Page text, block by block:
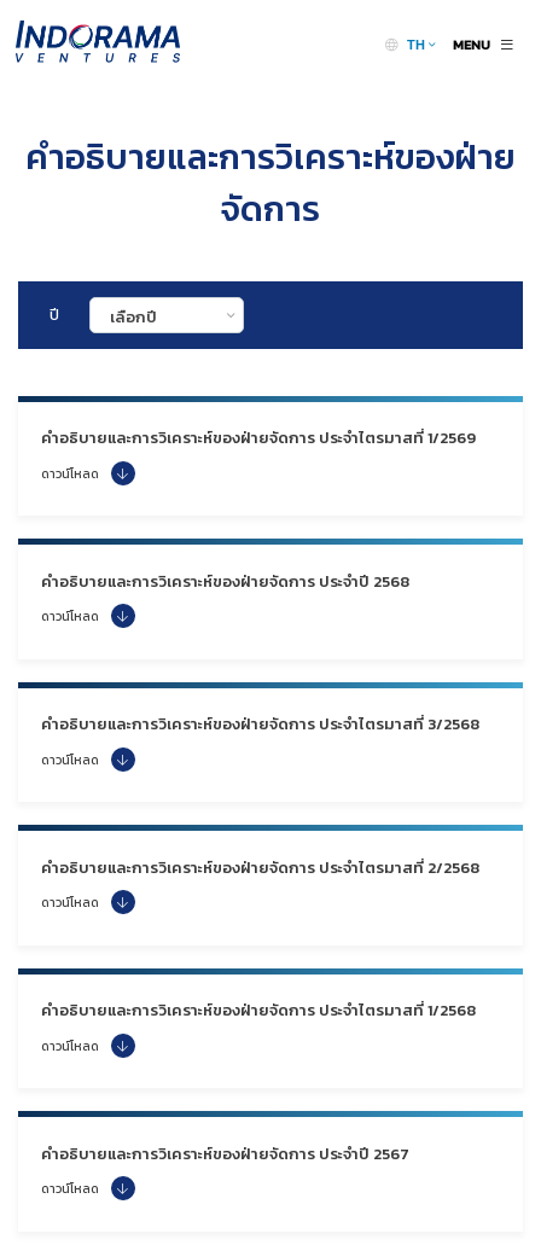
TH MENU
คำอธิบายและการวิเคราะห์ของฝ่าย
จัดการ
ปี เลือกปี
คำอธิบายและการวิเคราะห์ของฝ่ายจัดการ ประจำไตรมาสที่ 1/2569
ดาวน์โหลด
คำอธิบายและการวิเคราะห์ของฝ่ายจัดการ ประจำปี 2568
ดาวน์โหลด
คำอธิบายและการวิเคราะห์ของฝ่ายจัดการ ประจำไตรมาสที่ 3/2568
ดาวน์โหลด
คำอธิบายและการวิเคราะห์ของฝ่ายจัดการ ประจำไตรมาสที่ 2/2568
ดาวน์โหลด
คำอธิบายและการวิเคราะห์ของฝ่ายจัดการ ประจำไตรมาสที่ 1/2568
ดาวน์โหลด
คำอธิบายและการวิเคราะห์ของฝ่ายจัดการ ประจำปี 2567
ดาวน์โหลด